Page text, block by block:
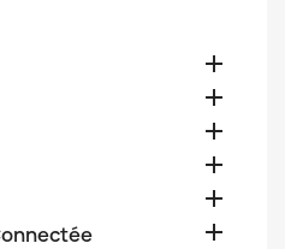





